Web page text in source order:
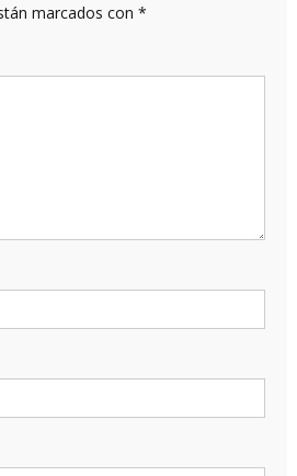
marcados con *